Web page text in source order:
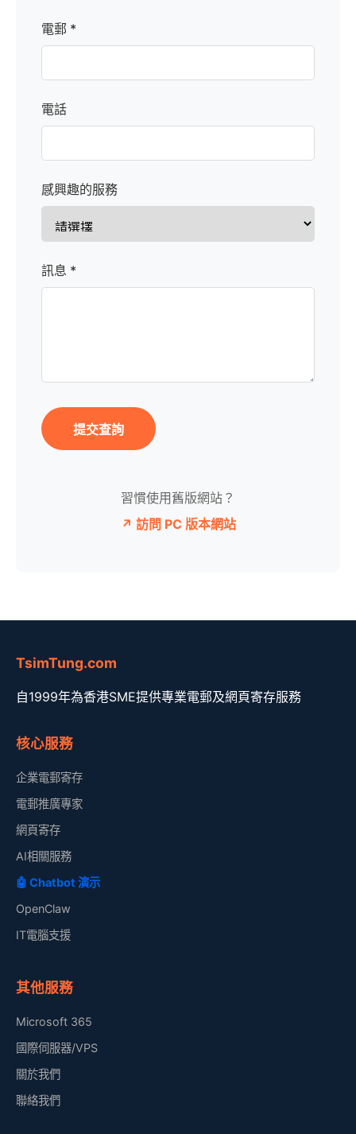
電郵 *
電話
感興趣的服務
訊息 *
提交查詢
習慣使用舊版網站？
↗ 訪問 PC 版本網站
TsimTung.com
自1999年為香港SME提供專業電郵及網頁寄存服務
核心服務
企業電郵寄存
電郵推廣專家
網頁寄存
AI相關服務
🤖 Chatbot 演示
OpenClaw
IT電腦支援
其他服務
Microsoft 365
國際伺服器/VPS
關於我們
聯絡我們